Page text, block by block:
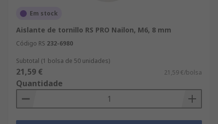
Em stock
Aislante de tornillo RS PRO Nailon, M6, 8 mm
Código RS 232-6980
Subtotal (1 bolsa de 50 unidades)
21,59 € 21,59 €/bolsa
Quantidade